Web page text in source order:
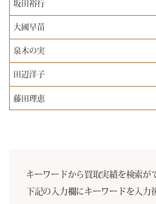
坂田裕行
大國早苗
泉木の実
田辺洋子
藤田理恵
キーワードから買取実績を検索が
下記の入力欄にキーワードを入力